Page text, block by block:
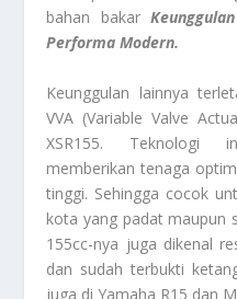
bahan bakar
Performa Modern.
Keunggulan lainnya
VVA (Variable Valve
XSR155. Teknologi
memberikan tenaga
tinggi. Sehingga cocok
kota yang padat maupun
155cc-nya juga dikenal
dan sudah terbukti
juga di Yamaha R15 dan